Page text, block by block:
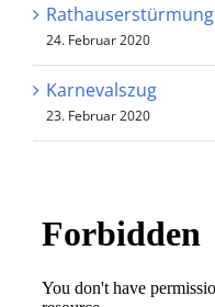
Rathauserstürmung
24. Februar 2020
Karnevalszug
23. Februar 2020